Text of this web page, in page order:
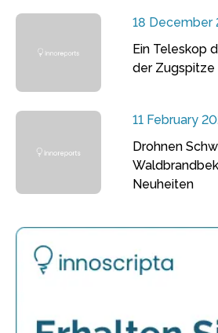
18 December
Ein Teleskop
der Zugspitze
11 February
Drohnen
Neuheiten